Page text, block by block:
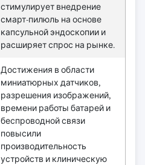
стимулирует внедрение
смарт-пилюль на основе
капсульной эндоскопии и
расширяет спрос на рынке.
Достижения в области
миниатюрных датчиков,
разрешения изображений,
времени работы батарей и
беспроводной связи
повысили
производительность
устройств и клиническую